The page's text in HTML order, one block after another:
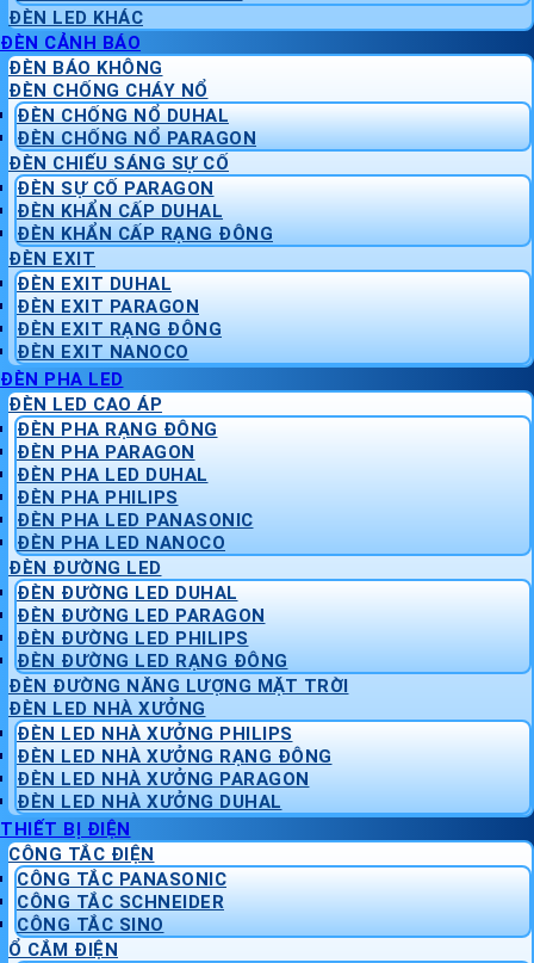
ĐÈN LED KHÁC
ĐÈN CẢNH BÁO
ĐÈN BÁO KHÔNG
ĐÈN CHỐNG CHÁY NỔ
ĐÈN CHỐNG NỔ DUHAL
ĐÈN CHỐNG NỔ PARAGON
ĐÈN CHIẾU SÁNG SỰ CỐ
ĐÈN SỰ CỐ PARAGON
ĐÈN KHẨN CẤP DUHAL
ĐÈN KHẨN CẤP RẠNG ĐÔNG
ĐÈN EXIT
ĐÈN EXIT DUHAL
ĐÈN EXIT PARAGON
ĐÈN EXIT RẠNG ĐÔNG
ĐÈN EXIT NANOCO
ĐÈN PHA LED
ĐÈN LED CAO ÁP
ĐÈN PHA RẠNG ĐÔNG
ĐÈN PHA PARAGON
ĐÈN PHA LED DUHAL
ĐÈN PHA PHILIPS
ĐÈN PHA LED PANASONIC
ĐÈN PHA LED NANOCO
ĐÈN ĐƯỜNG LED
ĐÈN ĐƯỜNG LED DUHAL
ĐÈN ĐƯỜNG LED PARAGON
ĐÈN ĐƯỜNG LED PHILIPS
ĐÈN ĐƯỜNG LED RẠNG ĐÔNG
ĐÈN ĐƯỜNG NĂNG LƯỢNG MẶT TRỜI
ĐÈN LED NHÀ XƯỞNG
ĐÈN LED NHÀ XƯỞNG PHILIPS
ĐÈN LED NHÀ XƯỞNG RẠNG ĐÔNG
ĐÈN LED NHÀ XƯỞNG PARAGON
ĐÈN LED NHÀ XƯỞNG DUHAL
THIẾT BỊ ĐIỆN
CÔNG TẮC ĐIỆN
CÔNG TẮC PANASONIC
CÔNG TẮC SCHNEIDER
CÔNG TẮC SINO
Ổ CẮM ĐIỆN